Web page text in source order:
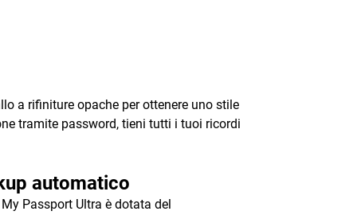
a rifiniture opache per ottenere uno stile
tramite password, tieni tutti i tuoi ricordi
automatico
Passport Ultra è dotata del